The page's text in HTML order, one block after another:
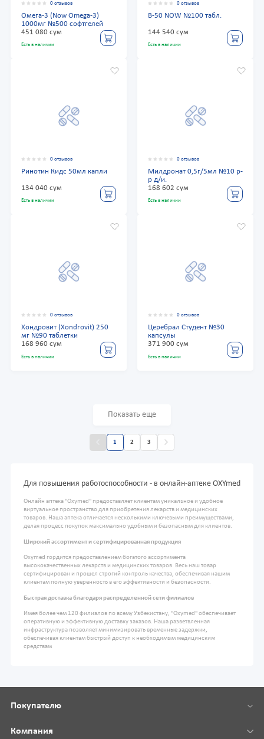
0 отзывов
Омега-3 (Now Omega-3)
1000мг №500 софтгелей
451 080 сум
Есть в наличии
0 отзывов
В-50 NOW №100 табл.
144 540 сум
Есть в наличии
0 отзывов
Ринотин Кидс 50мл капли
134 040 сум
Есть в наличии
0 отзывов
Милдронат 0,5г/5мл №10 р-
р д/и.
168 602 сум
Есть в наличии
0 отзывов
Хондровит (Xondrovit) 250
мг №90 таблетки
168 960 сум
Есть в наличии
0 отзывов
Церебрал Студент №30
капсулы
371 900 сум
Есть в наличии
Показать еще
1 2 3
Для повышения работоспособности - в онлайн-аптеке OXYmed
Онлайн аптека "Oxymed" предоставляет клиентам уникальное и удобное
виртуальное пространство для приобретения лекарств и медицинских
товаров. Наша аптека отличается несколькими ключевыми преимуществами,
делая процесс покупок максимально удобным и безопасным для клиентов.
Широкий ассортимент и сертифицированная продукция
Oxymed гордится предоставлением богатого ассортимента
высококачественных лекарств и медицинских товаров. Весь наш товар
сертифицирован и прошел строгий контроль качества, обеспечивая нашим
клиентам полную уверенность в его эффективности и безопасности.
Быстрая доставка благодаря распределенной сети филиалов
Имея более чем 120 филиалов по всему Узбекистану, "Oxymed" обеспечивает
оперативную и эффективную доставку заказов. Наша разветвленная
инфраструктура позволяет минимизировать временные задержки,
обеспечивая клиентам быстрый доступ к необходимым медицинским
средствам
Покупателю
Компания